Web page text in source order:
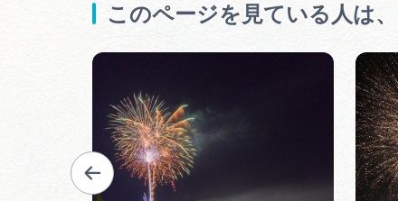
このページを見ている人は、